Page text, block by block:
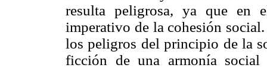
resulta peligrosa, ya que en
imperativo de la cohesión
los peligros del principio de la
ficción de una armonía social